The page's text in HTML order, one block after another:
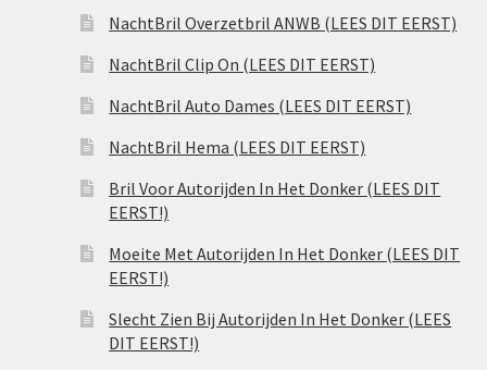
NachtBril Overzetbril ANWB (LEES DIT EERST)
NachtBril Clip On (LEES DIT EERST)
NachtBril Auto Dames (LEES DIT EERST)
NachtBril Hema (LEES DIT EERST)
Bril Voor Autorijden In Het Donker (LEES DIT
EERST!)
Moeite Met Autorijden In Het Donker (LEES DIT
EERST!)
Slecht Zien Bij Autorijden In Het Donker (LEES
DIT EERST!)